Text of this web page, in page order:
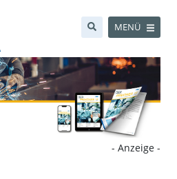
MENÜ
- Anzeige -